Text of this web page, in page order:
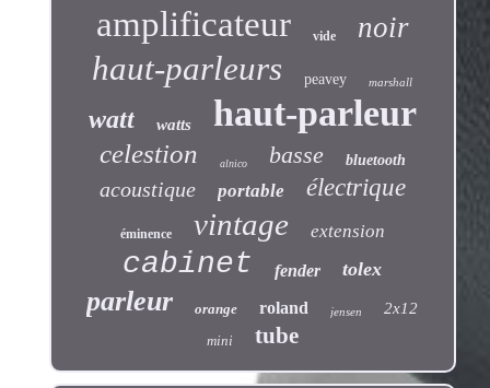
amplificateur vide noir
haut-parleurs peavey marshall
watt watts haut-parleur
celestion alnico basse bluetooth
acoustique portable électrique
éminence vintage extension
cabinet fender tolex
parleur orange roland jensen 2x12
mini tube